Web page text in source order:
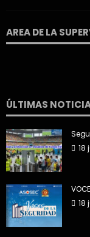
AREA DE LA
ÚLTIMAS
18
18